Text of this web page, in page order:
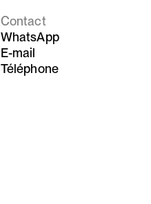
Contact
WhatsApp
E-mail
Téléphone